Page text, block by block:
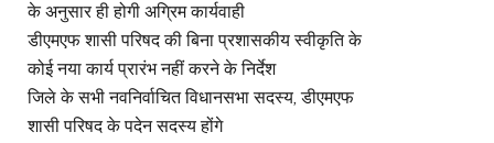
के अनुसार ही होगी अग्रिम कार्यवाही
डीएमएफ शासी परिषद की बिना प्रशासकीय स्वीकृति के
कोई नया कार्य प्रारंभ नहीं करने के निर्देश
जिले के सभी नवनिर्वाचित विधानसभा सदस्य, डीएमएफ
शासी परिषद के पदेन सदस्य होंगे